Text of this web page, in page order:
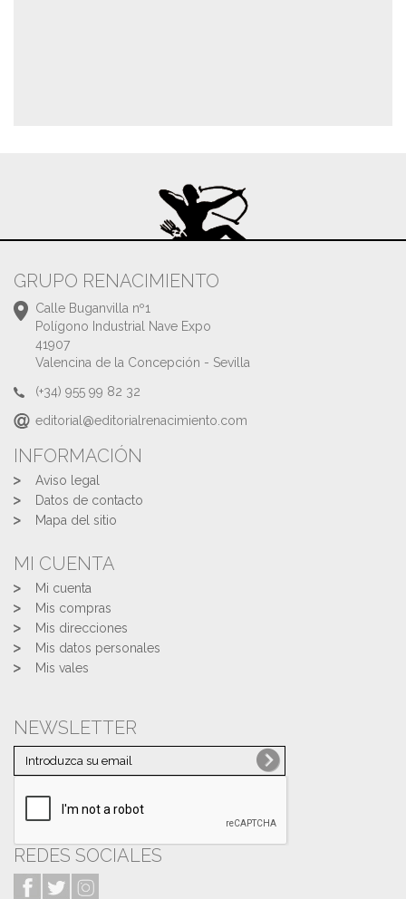
GRUPO RENACIMIENTO
Calle Buganvilla nº1
Polígono Industrial Nave Expo
41907
Valencina de la Concepción - Sevilla
(+34) 955 99 82 32
editorial@editorialrenacimiento.com
INFORMACIÓN
Aviso legal
Datos de contacto
Mapa del sitio
MI CUENTA
Mi cuenta
Mis compras
Mis direcciones
Mis datos personales
Mis vales
NEWSLETTER
REDES SOCIALES